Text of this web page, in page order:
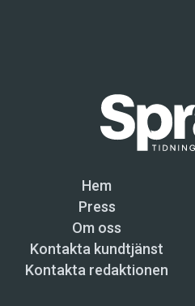
Hem
Press
Om oss
Kontakta kundtjänst
Kontakta redaktionen